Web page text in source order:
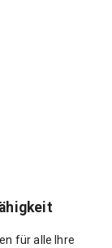
für alle Ihre